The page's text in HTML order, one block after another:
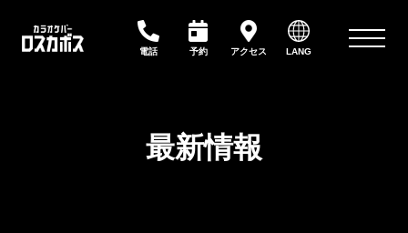
電話 予約 アクセス LANG
最新情報